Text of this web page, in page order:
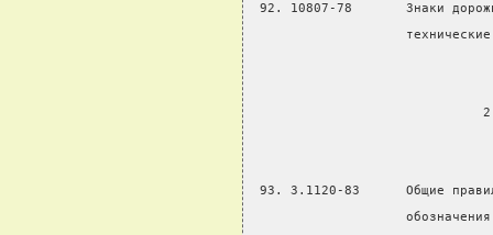
92. 10807-78       Знаки
93. 3.1120-83      Общие
обозначения